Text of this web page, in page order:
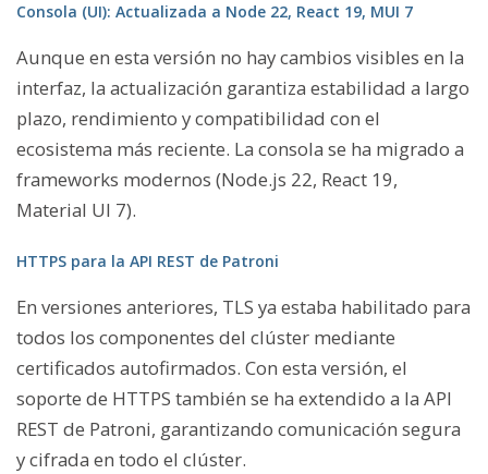
Consola (UI): Actualizada a Node 22, React 19, MUI 7
Aunque en esta versión no hay cambios visibles en la
interfaz, la actualización garantiza estabilidad a largo
plazo, rendimiento y compatibilidad con el
ecosistema más reciente. La consola se ha migrado a
frameworks modernos (Node.js 22, React 19,
Material UI 7).
HTTPS para la API REST de Patroni
En versiones anteriores, TLS ya estaba habilitado para
todos los componentes del clúster mediante
certificados autofirmados. Con esta versión, el
soporte de HTTPS también se ha extendido a la API
REST de Patroni, garantizando comunicación segura
y cifrada en todo el clúster.